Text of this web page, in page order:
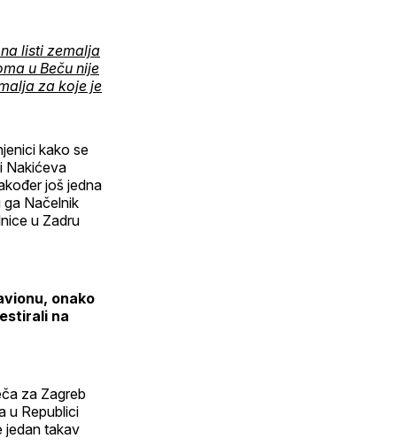
listi zemalja
u Beču nije
za koje je
kako se
Nakićeva
još jedna
Načelnik
u Zadru
onako
na
za Zagreb
u Republici
jedan takav